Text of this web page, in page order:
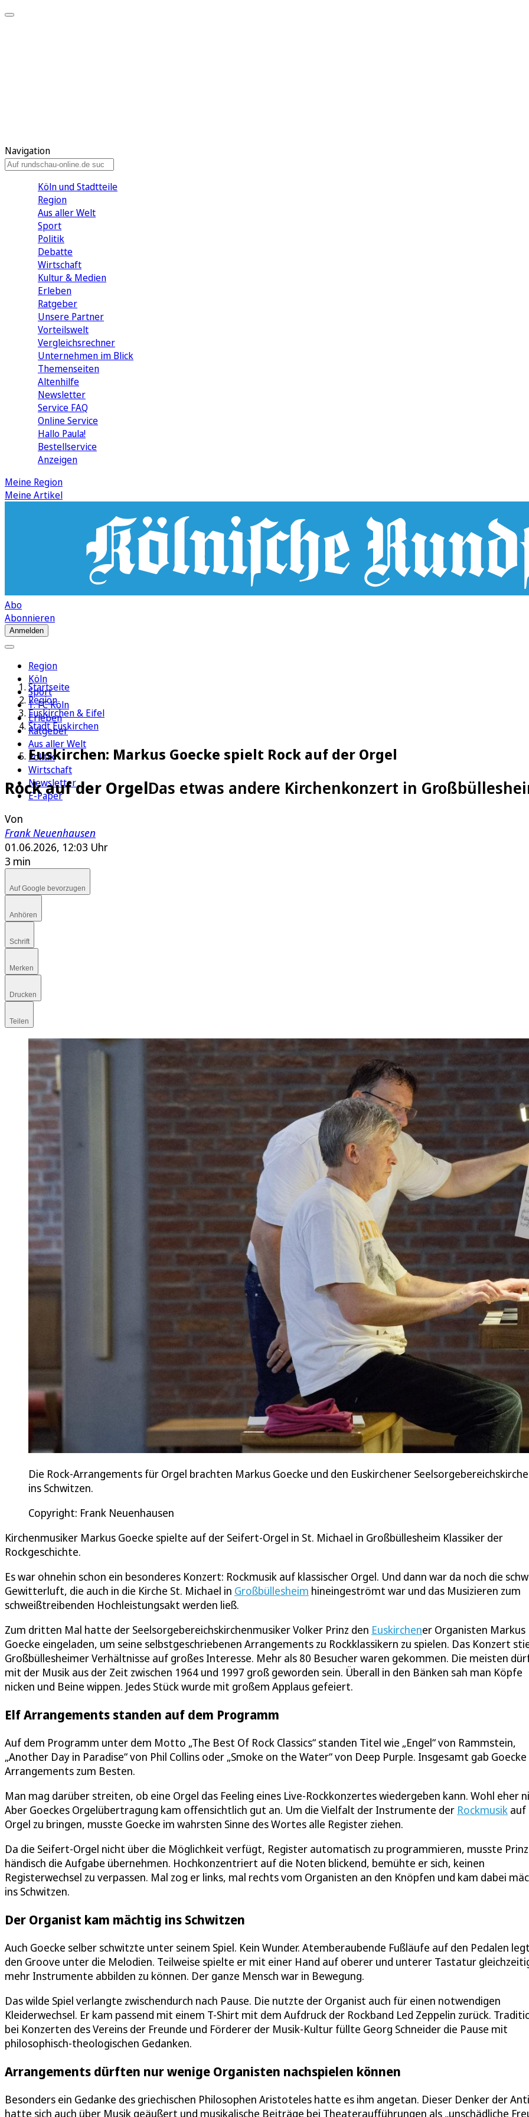
Navigation
Köln und Stadtteile
Region
Aus aller Welt
Sport
Politik
Debatte
Wirtschaft
Kultur & Medien
Erleben
Ratgeber
Unsere Partner
Vorteilswelt
Vergleichsrechner
Unternehmen im Blick
Themenseiten
Altenhilfe
Newsletter
Service FAQ
Online Service
Hallo Paula!
Bestellservice
Anzeigen
Meine Region
Meine Artikel
Abo
Abonnieren
Anmelden
Region
Köln
Sport
1. FC Köln
Erleben
Ratgeber
Aus aller Welt
Politik
Wirtschaft
Newsletter
E-Paper
Startseite
Region
Euskirchen & Eifel
Stadt Euskirchen
Euskirchen: Markus Goecke spielt Rock auf der Orgel
Rock auf der OrgelDas etwas andere Kirchenkonzert in
Von
Frank Neuenhausen
01.06.2026, 12:03 Uhr
3 min
Auf Google bevorzugen
Anhören
Schrift
Merken
Drucken
Teilen
Die Rock-Arrangements für Orgel brachten Markus Goecke und den Euskirchener
ins Schwitzen.
Copyright: Frank Neuenhausen
Kirchenmusiker Markus Goecke spielte auf der Seifert-Orgel in St. Michael in Großbüllesheim Klassiker der
Rockgeschichte.
Es war ohnehin schon ein besonderes Konzert: Rockmusik auf klassischer Orgel. Und dann war da noch die
Gewitterluft, die auch in die Kirche St. Michael in Großbüllesheim hineingeströmt war und das Musizieren zum
schweißtreibenden Hochleistungsakt werden ließ.
Zum dritten Mal hatte der Seelsorgebereichskirchenmusiker Volker Prinz den Euskirchener Organisten Markus
Goecke eingeladen, um seine selbstgeschriebenen Arrangements zu Rockklassikern zu spielen. Das Konzert
Großbüllesheimer Verhältnisse auf großes Interesse. Mehr als 80 Besucher waren gekommen. Die meisten
mit der Musik aus der Zeit zwischen 1964 und 1997 groß geworden sein. Überall in den Bänken sah man Köpfe
nicken und Beine wippen. Jedes Stück wurde mit großem Applaus gefeiert.
Elf Arrangements standen auf dem Programm
Auf dem Programm unter dem Motto „The Best Of Rock Classics“ standen Titel wie „Engel“ von Rammstein,
„Another Day in Paradise“ von Phil Collins oder „Smoke on the Water“ von Deep Purple. Insgesamt gab
Arrangements zum Besten.
Man mag darüber streiten, ob eine Orgel das Feeling eines Live-Rockkonzertes wiedergeben kann. Wohl eher
Aber Goeckes Orgelübertragung kam offensichtlich gut an. Um die Vielfalt der Instrumente der Rockmusik auf
Orgel zu bringen, musste Goecke im wahrsten Sinne des Wortes alle Register ziehen.
Da die Seifert-Orgel nicht über die Möglichkeit verfügt, Register automatisch zu programmieren, musste Prinz
händisch die Aufgabe übernehmen. Hochkonzentriert auf die Noten blickend, bemühte er sich, keinen
Registerwechsel zu verpassen. Mal zog er links, mal rechts vom Organisten an den Knöpfen und kam dabei
ins Schwitzen.
Der Organist kam mächtig ins Schwitzen
Auch Goecke selber schwitzte unter seinem Spiel. Kein Wunder. Atemberaubende Fußläufe auf den Pedalen
den Groove unter die Melodien. Teilweise spielte er mit einer Hand auf oberer und unterer Tastatur
mehr Instrumente abbilden zu können. Der ganze Mensch war in Bewegung.
Das wilde Spiel verlangte zwischendurch nach Pause. Die nutzte der Organist auch für einen notwendigen
Kleiderwechsel. Er kam passend mit einem T-Shirt mit dem Aufdruck der Rockband Led Zeppelin zurück.
bei Konzerten des Vereins der Freunde und Förderer der Musik-Kultur füllte Georg Schneider die Pause mit
philosophisch-theologischen Gedanken.
Arrangements dürften nur wenige Organisten nachspielen können
Besonders ein Gedanke des griechischen Philosophen Aristoteles hatte es ihm angetan. Dieser Denker der
hatte sich auch über Musik geäußert und musikalische Beiträge bei Theateraufführungen als „unschädliche